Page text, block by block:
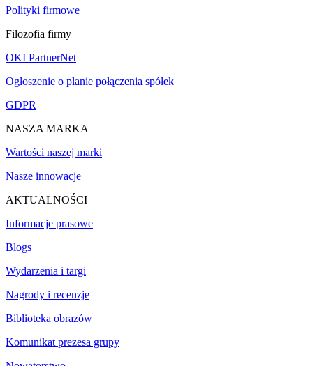
Polityki firmowe
Filozofia firmy
OKI PartnerNet
Ogłoszenie o planie połączenia spółek
GDPR
NASZA MARKA
Wartości naszej marki
Nasze innowacje
AKTUALNOŚCI
Informacje prasowe
Blogs
Wydarzenia i targi
Nagrody i recenzje
Biblioteka obrazów
Komunikat prezesa grupy